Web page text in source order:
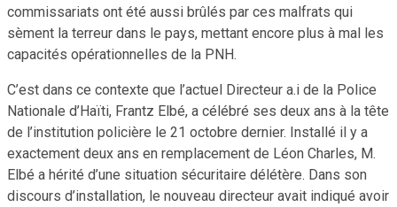
commissariats ont été aussi brûlés par ces malfrats qui
sèment la terreur dans le pays, mettant encore plus à mal les
capacités opérationnelles de la PNH.
C’est dans ce contexte que l’actuel Directeur a.i de la Police
Nationale d’Haïti, Frantz Elbé, a célébré ses deux ans à la tête
de l’institution policière le 21 octobre dernier. Installé il y a
exactement deux ans en remplacement de Léon Charles, M.
Elbé a hérité d’une situation sécuritaire délétère. Dans son
discours d’installation, le nouveau directeur avait indiqué avoir